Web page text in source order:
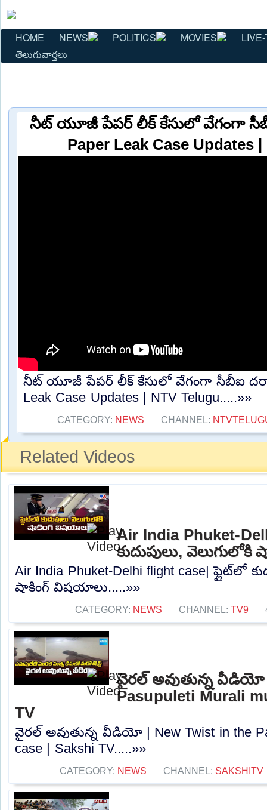
HOME NEWS POLITICS MOVIES
తెలుగువార్తలు
నీట్ యూజీ పేపర్ లీక్ కేసులో వేగంగా
Paper Leak Case Updates
నీట్ యూజీ పేపర్ లీక్ కేసులో వేగంగా సీబీఐ
Leak Case Updates | NTV Telugu.....»»
CATEGORY: NEWS CHANNEL:
Related Videos
Air India Phuket-
కుదుపులు,
Air India Phuket-Delhi flight case| ఫ్లైట్‌లో
షాకింగ్‌ విషయాలు.....»»
CATEGORY: NEWS CHANNEL: TV9
వైరల్ అవుతున్న వీడియో
Pasupuleti Murali
TV
వైరల్ అవుతున్న వీడియో | New Twist in the
case | Sakshi TV.....»»
CATEGORY: NEWS CHANNEL: SAKSHITV